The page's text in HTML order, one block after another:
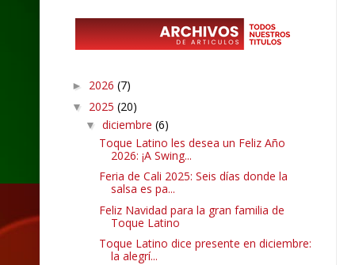
► 2026 (7)
▼ 2025 (20)
▼ diciembre (6)
Toque Latino les desea un Feliz Año
2026: ¡A Swing...
Feria de Cali 2025: Seis días donde la
salsa es pa...
Feliz Navidad para la gran familia de
Toque Latino
Toque Latino dice presente en diciembre:
la alegrí...